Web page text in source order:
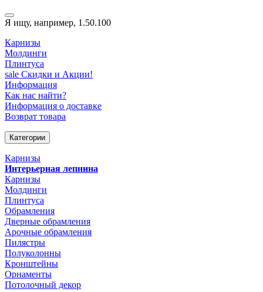
Я ищу, например, 1.50.100
Карнизы
Молдинги
Плинтуса
sale Скидки и Акции!
Информация
Как нас найти?
Информация о доставке
Возврат товара
Категории
Карнизы
Интерьерная лепнина
Карнизы
Молдинги
Плинтуса
Обрамления
Дверные обрамления
Арочные обрамления
Пилястры
Полуколонны
Кронштейны
Орнаменты
Потолочный декор